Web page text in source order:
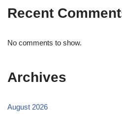
Recent
No comments to show.
Archives
August 2026